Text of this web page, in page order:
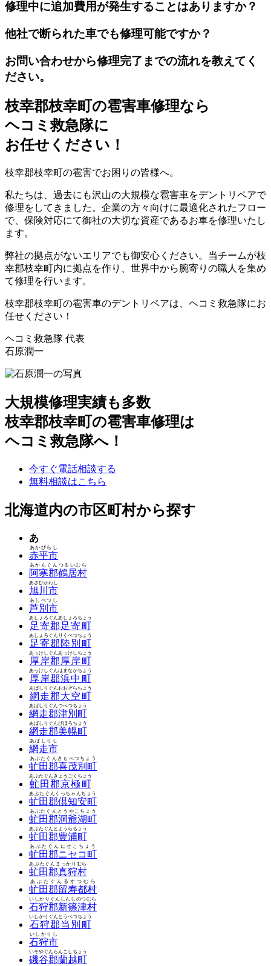
修理中に追加費用が発生することはありますか？
他社で断られた車でも修理可能ですか？
お問い合わせから修理完了までの流れを教えてく
ださい。
枝幸郡枝幸町の雹害車修理なら
ヘコミ救急隊に
お任せください！
枝幸郡枝幸町の雹害でお困りの皆様へ。
私たちは、過去にも沢山の大規模な雹害車をデントリペアで
修理をしてきました。企業の方々向けに最適化されたフロー
で、保険対応にて御社の大切な資産であるお車を修理いたし
ます。
弊社の拠点がないエリアでも御安心ください。当チームが枝
幸郡枝幸町内に拠点を作り、世界中から腕寄りの職人を集め
て修理を行います。
枝幸郡枝幸町の雹害車のデントリペアは、ヘコミ救急隊にお
任せください！
ヘコミ救急隊 代表
石原潤一
大規模修理実績も多数
枝幸郡枝幸町の雹害車修理は
ヘコミ救急隊へ！
今すぐ電話相談する
無料相談はこちら
北海道内の市区町村から探す
あ
赤平市
あかびらし
阿寒郡鶴居村
あかんぐんつるいむら
旭川市
あさひかわし
芦別市
あしべつし
足寄郡足寄町
あしょろぐんあしょろちょう
足寄郡陸別町
あしょろぐんりくべつちょう
厚岸郡厚岸町
あっけしぐんあっけしちょう
厚岸郡浜中町
あっけしぐんはまなかちょう
網走郡大空町
あばしりぐんおおぞらちょう
網走郡津別町
あばしりぐんつべつちょう
網走郡美幌町
あばしりぐんびほろちょう
網走市
あばしりし
虻田郡喜茂別町
あぶたぐんきもべつちょう
虻田郡京極町
あぶたぐんきょうごくちょう
虻田郡倶知安町
あぶたぐんくっちゃんちょう
虻田郡洞爺湖町
あぶたぐんとうやこちょう
虻田郡豊浦町
あぶたぐんとようらちょう
虻田郡ニセコ町
あぶたぐんにせこちょう
虻田郡真狩村
あぶたぐんまっかりむら
虻田郡留寿都村
あぶたぐんるすつむら
石狩郡新篠津村
いしかりぐんしんしのつむら
石狩郡当別町
いしかりぐんとうべつちょう
石狩市
いしかりし
磯谷郡蘭越町
いそやぐんらんこしちょう